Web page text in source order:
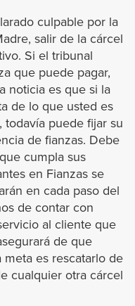
culpable por la
salir de la cárcel
Si el tribunal
que puede pagar,
noticia es que si la
de lo que usted es
puede fijar su
de fianzas. Debe
cumpla sus
en Fianzas se
en cada paso del
de contar con
al cliente que
de que
es rescatarlo de
cualquier otra cárcel